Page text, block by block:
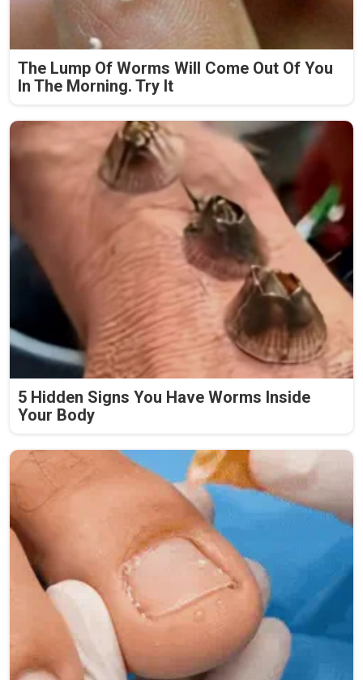
The Lump Of Worms Will Come Out Of You
In The Morning. Try It
5 Hidden Signs You Have Worms Inside
Your Body